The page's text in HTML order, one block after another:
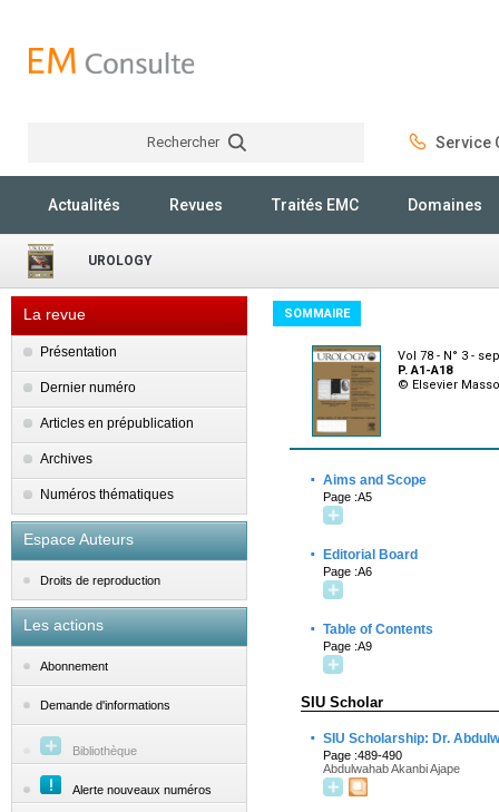
Rechercher Service
Actualités Revues Traités EMC Domaines
UROLOGY
La revue
Présentation
Dernier numéro
Articles en prépublication
Archives
Numéros thématiques
Espace Auteurs
Droits de reproduction
Les actions
Abonnement
Demande d'informations
Bibliothèque
Alerte nouveaux numéros
SOMMAIRE
Vol 78 - N° 3 -
P. A1-A18
© Elsevier
· Aims and Scope
Page :A5
· Editorial Board
Page :A6
· Table of Contents
Page :A9
SIU Scholar
· SIU Scholarship: Dr.
Page :489-490
Abdulwahab Akanbi Ajape